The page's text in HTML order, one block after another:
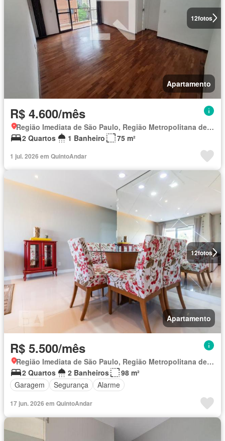
12fotos
Apartamento
R$ 4.600/mês
Região Imediata de São Paulo, Região Metropolitana de São Paulo
2 Quartos
1 Banheiro 75 m²
1 jul. 2026 em QuintoAndar
12fotos
Apartamento
R$ 5.500/mês
Região Imediata de São Paulo, Região Metropolitana de São Paulo
2 Quartos
2 Banheiros
98 m²
Garagem
Segurança Alarme
17 jun. 2026 em QuintoAndar